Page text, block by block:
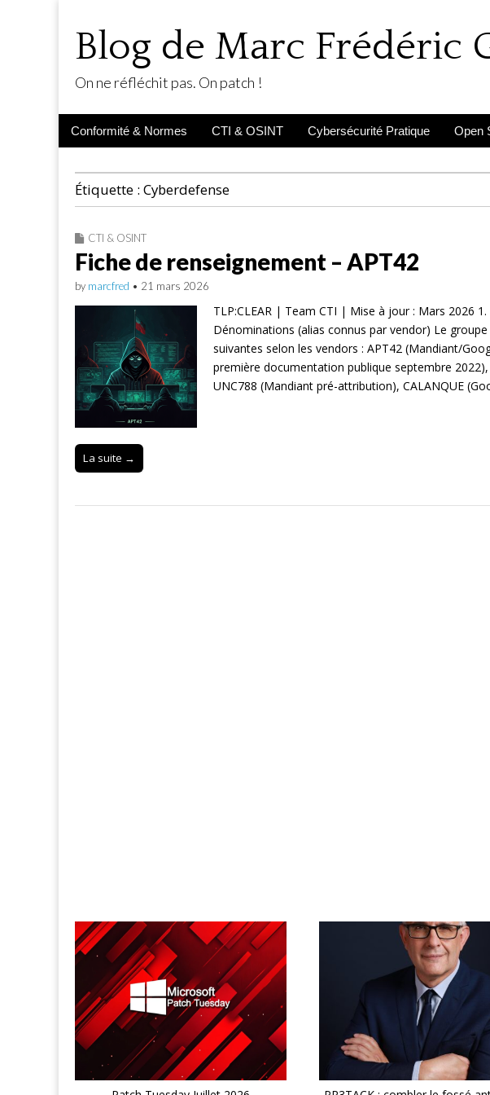
Blog de Marc Frédéric
On ne réfléchit pas. On patch !
Main
Skip
Conformité & Normes CTI & OSINT Cybersécurité Pratique Open
Étiquette : Cyberdefense
CTI & OSINT
Fiche de renseignement – APT42
by marcfred • 21 mars 2026
TLP:CLEAR | Team CTI | Mise à jour : Mars 2026
Dénominations (alias connus par vendor) Le
suivantes selon les vendors : APT42 (Mandiant/
première documentation publique septembre
UNC788 (Mandiant pré-attribution), CALANQUE
La suite →